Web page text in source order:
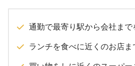
通勤で最寄り駅から会社まで
ランチを食べに近くのお店ま